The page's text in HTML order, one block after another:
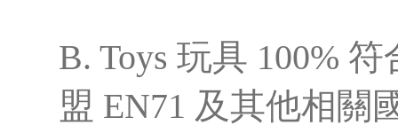
B. Toys 玩具 100%
盟 EN71 及其他相關